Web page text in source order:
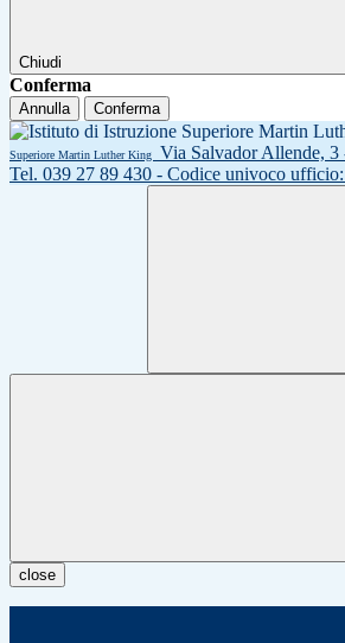
Chiudi
Conferma
Annulla Conferma
Superiore Martin Luther King
Via Salvador Allende,
Tel. 039 27 89 430 - Codice univoco
close